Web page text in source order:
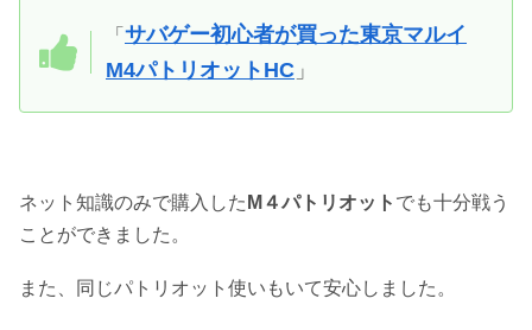
「 サバゲー初心者が買った東京マルイ
M4パトリオットHC 」
ネット知識のみで購入した M４パトリオット でも十分戦う
ことができました。
また、同じパトリオット使いもいて安心しました。